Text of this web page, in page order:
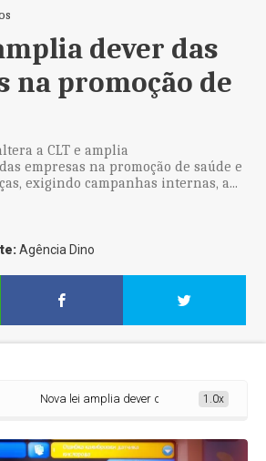
dever das
na promoção de
a CLT e amplia
empresas na promoção de saúde e
exigindo campanhas internas, a...
Agência Dino
Nova lei amplia dever das empresas na
1.0x